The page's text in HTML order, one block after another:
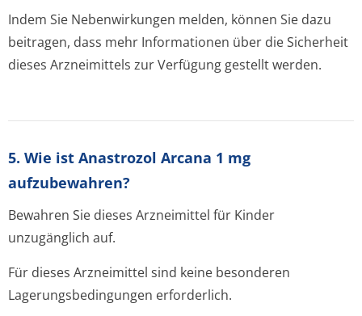
Indem Sie Nebenwirkungen melden, können Sie dazu
beitragen, dass mehr Informationen über die Sicherheit
dieses Arzneimittels zur Verfügung gestellt werden.
5. Wie ist Anastrozol Arcana 1 mg
aufzubewahren?
Bewahren Sie dieses Arzneimittel für Kinder
unzugänglich auf.
Für dieses Arzneimittel sind keine besonderen
Lagerungsbedin­gungen erforderlich.